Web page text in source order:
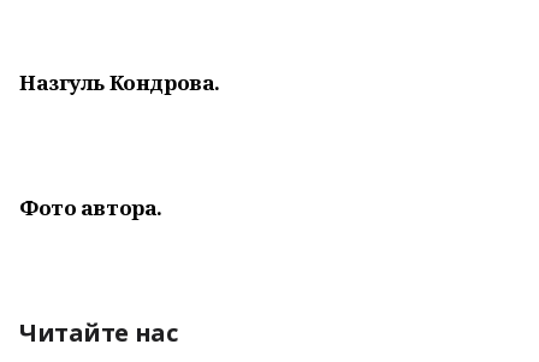
Назгуль Кондрова.
Фото автора.
Читайте нас